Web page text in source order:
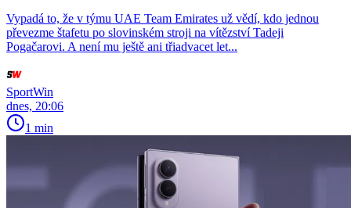
Vypadá to, že v týmu UAE Team Emirates už vědí, kdo jednou
převezme štafetu po slovinském stroji na vítězství Tadeji
Pogačarovi. A není mu ještě ani třiadvacet let...
SportWin
dnes, 20:06
1 min